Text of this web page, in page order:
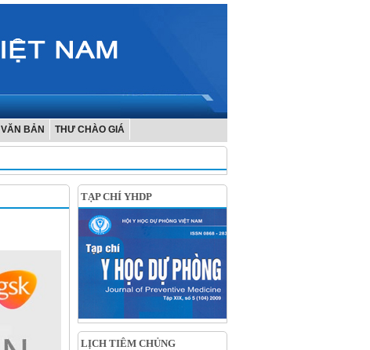
VĂN BẢN THƯ CHÀO GIÁ
TẠP CHÍ YHDP
LỊCH TIÊM CHỦNG